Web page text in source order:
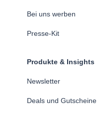
Bei uns werben
Presse-Kit
Produkte & Insights
Newsletter
Deals und Gutscheine